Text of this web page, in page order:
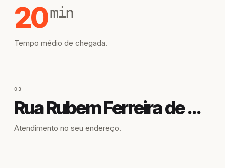
20min
Tempo médio de chegada.
03
Rua Rubem Ferreira de Melo
Atendimento no seu endereço.